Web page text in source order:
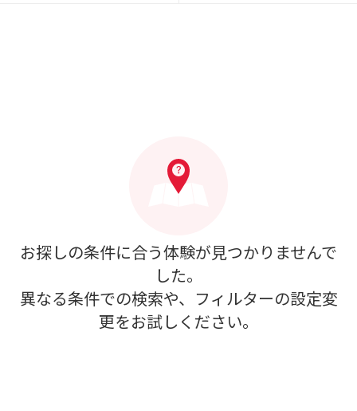
お探しの条件に合う体験が見つかりませんで
した。
異なる条件での検索や、フィルターの設定変
更をお試しください。